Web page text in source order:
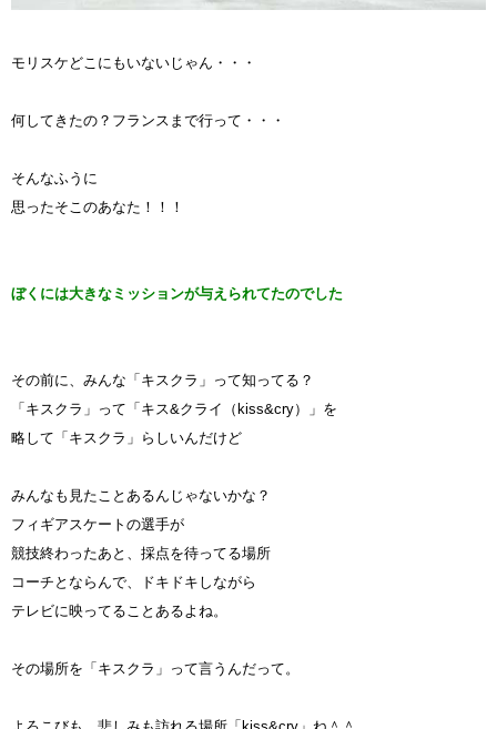
モリスケどこにもいないじゃん・・・
何してきたの？フランスまで行って・・・
そんなふうに
思ったそこのあなた！！！
ぼくには大きなミッションが与えられてたのでした
その前に、みんな「キスクラ」って知ってる？
「キスクラ」って「キス&クライ（kiss&cry）」を
略して「キスクラ」らしいんだけど
みんなも見たことあるんじゃないかな？
フィギアスケートの選手が
競技終わったあと、採点を待ってる場所
コーチとならんで、ドキドキしながら
テレビに映ってることあるよね。
その場所を「キスクラ」って言うんだって。
よろこびも、悲しみも訪れる場所「kiss&cry」ね＾＾